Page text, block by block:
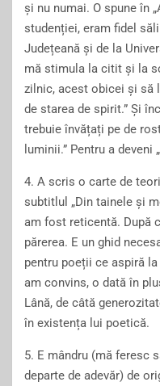
și nu numai. O spune în
studenției, eram fidel
Județeană și de la
mă stimula la citit și la
zilnic, acest obicei și să
de starea de spirit.” Și
trebuie învățați pe de
luminii.” Pentru a deveni „
4. A scris o carte de
subtitlul „Din tainele și
am fost reticentă. După
părerea. E un ghid
pentru poeții ce aspiră la
am convins, o dată în
Lână, de câtă
în existența lui poetică.
5. E mândru (mă feresc
departe de adevăr) de